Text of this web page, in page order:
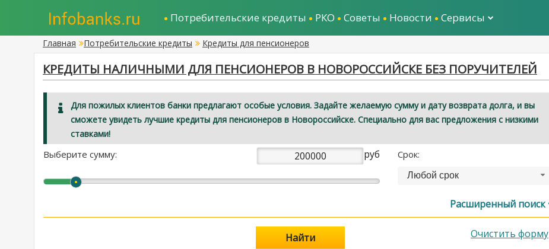
Потребительские кредиты РКО Советы Новости Сервисы
Главная Потребительские кредиты Кредиты для пенсионеров
КРЕДИТЫ НАЛИЧНЫМИ ДЛЯ ПЕНСИОНЕРОВ В НОВОРОССИЙСКЕ БЕЗ ПОРУЧИТЕЛЕЙ
Для пожилых клиентов банки предлагают особые условия. Задайте желаемую сумму и дату возврата долга, и вы
сможете увидеть лучшие кредиты для пенсионеров в Новороссийске. Специально для вас предложения с низкими
ставками!
Выберите сумму: руб Срок:
Любой срок
Расширенный поиск
Очистить форму
Найти